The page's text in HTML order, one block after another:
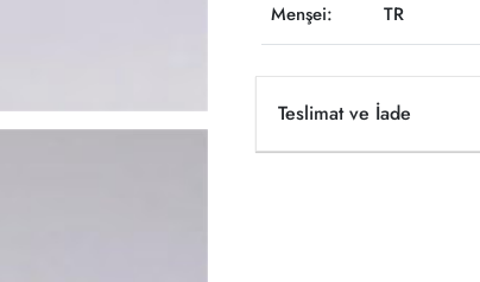
Menşei:
TR
Teslimat ve İade